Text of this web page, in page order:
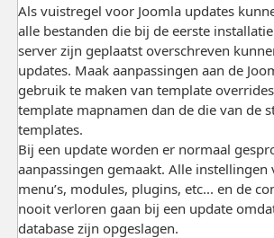
Als vuistregel voor Joomla updates
alle bestanden die bij de eerste
server zijn geplaatst overschreven
updates. Maak aanpassingen aan de
gebruik te maken van template
template mapnamen dan de die van de
templates.
Bij een update worden er normaal
aanpassingen gemaakt. Alle instellingen
menu’s, modules, plugins, etc... en de
nooit verloren gaan bij een update
database zijn opgeslagen.